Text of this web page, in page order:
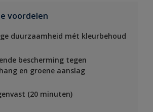
voordelen
duurzaamheid mét kleurbehoud
bescherming tegen
en groene aanslag
(20 minuten)